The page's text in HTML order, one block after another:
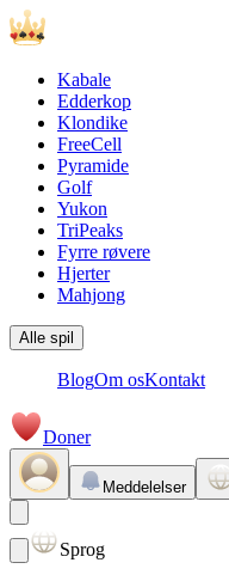
Kabale
Edderkop
Klondike
FreeCell
Pyramide
Golf
Yukon
TriPeaks
Fyrre røvere
Hjerter
Mahjong
Alle spil
BlogOm osKontakt
Doner
Meddelelser
Sprog